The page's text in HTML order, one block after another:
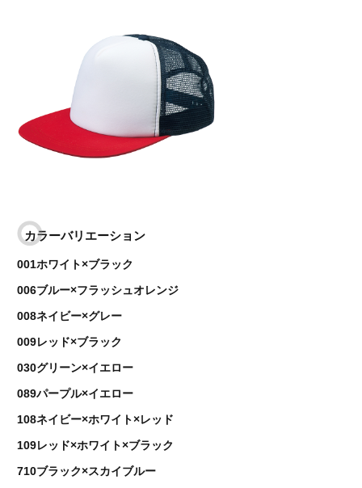
カラーバリエーション
001ホワイト×ブラック
006ブルー×フラッシュオレンジ
008ネイビー×グレー
009レッド×ブラック
030グリーン×イエロー
089パープル×イエロー
108ネイビー×ホワイト×レッド
109レッド×ホワイト×ブラック
710ブラック×スカイブルー